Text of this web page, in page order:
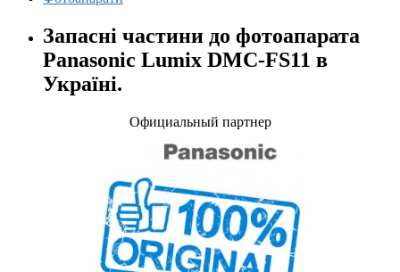
Запасні частини до фотоапарата
Panasonic Lumix DMC-FS11 в
Україні.
Официальный партнер